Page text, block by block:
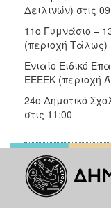
Δειλινών) στις
11ο Γυμνάσιο –
(περιοχή Τάλως)
Ενιαίο Ειδικό
ΕΕΕΕΚ (περιοχή
24ο Δημοτικό
στις 11:00